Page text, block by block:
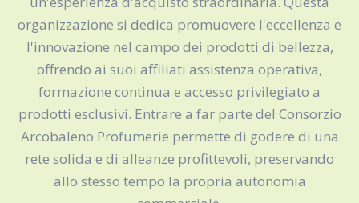
organizzazione si dedica promuovere l'eccellenza e
l'innovazione nel campo dei prodotti di bellezza,
offrendo ai suoi affiliati assistenza operativa,
formazione continua e accesso privilegiato a
prodotti esclusivi. Entrare a far parte del Consorzio
Arcobaleno Profumerie permette di godere di una
rete solida e di alleanze profittevoli, preservando
allo stesso tempo la propria autonomia